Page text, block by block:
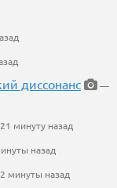
диссонанс
—
минуту назад
назад
минуты назад